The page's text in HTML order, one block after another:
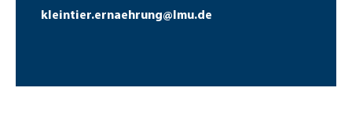
kleintier.ernaehrung@lmu.de